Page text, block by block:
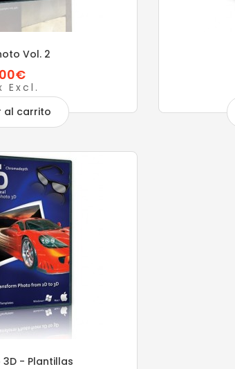
Vol. 2
Excl.
al carrito
3D - Plantillas